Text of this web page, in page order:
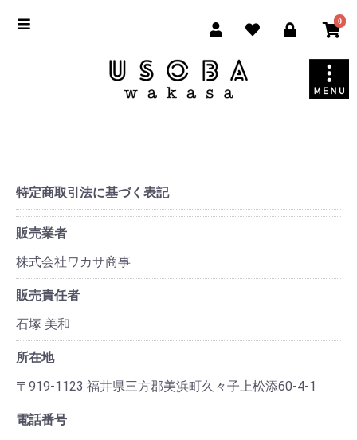
0
特定商取引法に基づく表記
販売業者
株式会社ワカサ商事
販売責任者
石塚 美和
所在地
〒919-1123 福井県三方郡美浜町久々子上松添60-4-1
電話番号